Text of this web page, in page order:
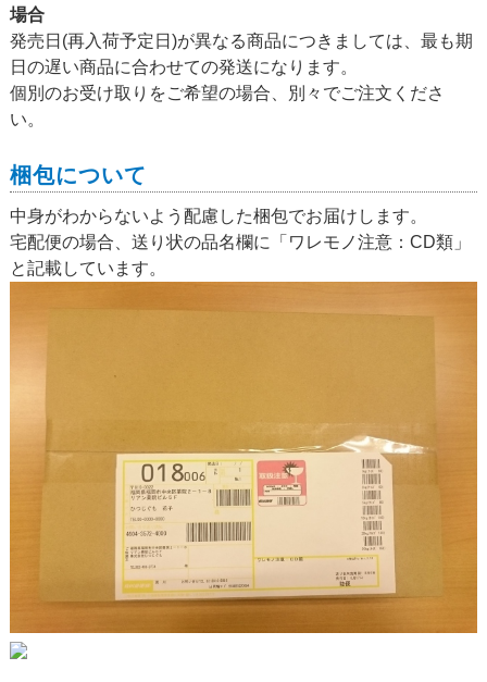
場合
発売日(再入荷予定日)が異なる商品につきましては、最も期
日の遅い商品に合わせての発送になります。
個別のお受け取りをご希望の場合、別々でご注文くださ
い。
梱包について
中身がわからないよう配慮した梱包でお届けします。
宅配便の場合、送り状の品名欄に「ワレモノ注意：CD類」
と記載しています。